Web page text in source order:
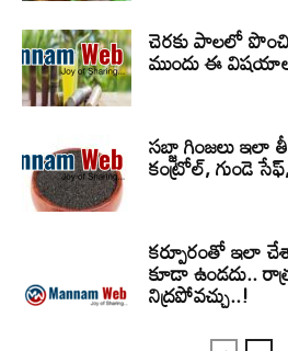
చెరకు పాలలో
ముందు ఈ
సబ్జా గింజలు ఇలా
కంట్రోల్, గుండె
కర్పూరంతో ఇలా
కూడా ఉండదు..
నిద్రపోవచ్చు..!